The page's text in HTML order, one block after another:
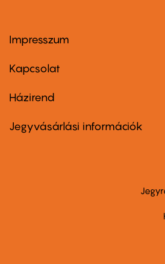
Footer
first
Impresszum
Kapcsolat
Footer
second
Házirend
Jegyvásárlási információk